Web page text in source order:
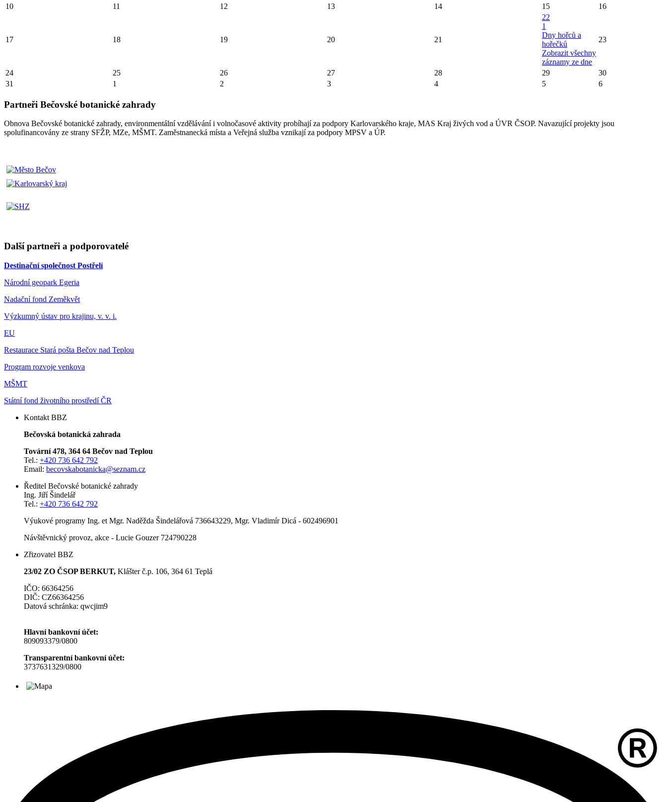
10 11 12 13 14 15 16
17 18 19 20 21
22
1
Dny hořců a
hořečků
Zobrazit všechny
záznamy ze dne
23
24 25 26 27 28 29
30
31
1 2 3 4 5 6
Partneři Bečovské botanické zahrady
Obnova Bečovské botanické zahrady, environmentální vzdělávání i volnočasové aktivity probíhají za podpory Karlovarského kraje, MAS Kraj živých vod a ÚVR ČSOP. Navazující projekty jsou
spolufinancovány ze strany SFŽP, MZe, MŠMT. Zaměstnanecká místa a Veřejná služba vznikají za podpory MPSV a ÚP.
Další partneři a podporovatelé
Destinační společnost Postřelí
Národní geopark Egeria
Nadační fond Zeměkvět
Výzkumný ústav pro krajinu, v. v. i.
EU
Restaurace Stará pošta Bečov nad Teplou
Program rozvoje venkova
MŠMT
Státní fond životního prostředí ČR
Kontakt BBZ
Bečovská botanická zahrada
Tovární 478, 364 64 Bečov nad Teplou
Tel.: +420 736 642 792
Email: becovskabotanicka@seznam.cz
Ředitel Bečovské botanické zahrady
Ing. Jiří Šindelář
Tel.: +420 736 642 792
Výukové programy Ing. et Mgr. Naděžda Šindelářová 736643229, Mgr. Vladimír Dicá - 602496901
Návštěvnický provoz, akce - Lucie Gouzer 724790228
Zřizovatel BBZ
23/02 ZO ČSOP BERKUT, Klášter č.p. 106, 364 61 Teplá
IČO: 66364256
DIČ: CZ66364256
Datová schránka: qwcjim9
Hlavní bankovní účet:
809093379/0800
Transparentní bankovní účet:
3737631329/0800